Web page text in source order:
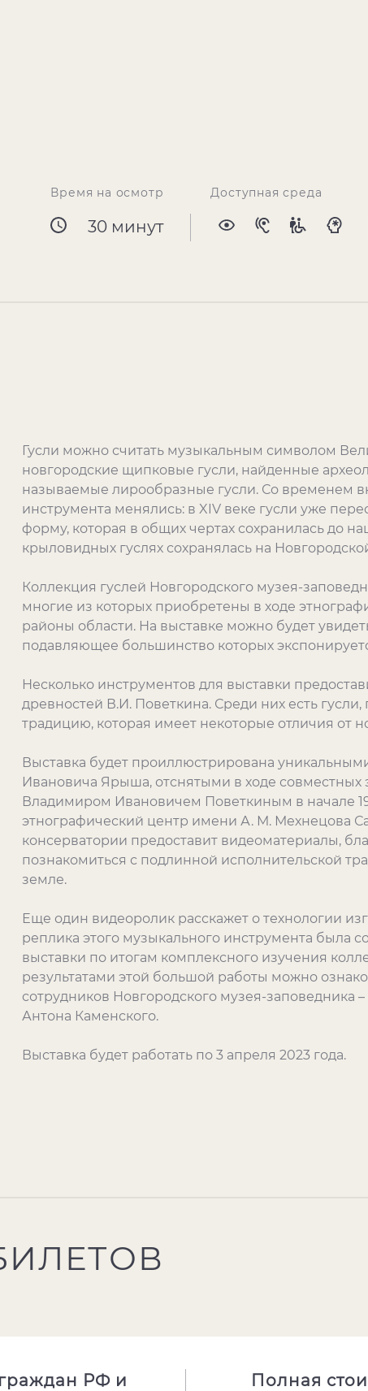
Время на осмотр
30 минут
Доступная среда
Гусли можно считать музыкальным символом
новгородские щипковые гусли, найденные
называемые лирообразные гусли. Со временем
инструмента менялись: в XIV веке гусли уже
форму, которая в общих чертах сохранилась до
крыловидных гуслях сохранялась на
Коллекция гуслей Новгородского музея-
многие из которых приобретены в ходе
районы области. На выставке можно будет
подавляющее большинство которых
Несколько инструментов для выставки
древностей В.И. Поветкина. Среди них есть
традицию, которая имеет некоторые отличия от
Выставка будет проиллюстрирована
Ивановича Ярыша, отснятыми в ходе совместных
Владимиром Ивановичем Поветкиным в начале
этнографический центр имени А. М. Мехнецова
консерватории предоставит видеоматериалы,
познакомиться с подлинной исполнительской
земле.
Еще один видеоролик расскажет о технологии
реплика этого музыкального инструмента была
выставки по итогам комплексного изучения
результатами этой большой работы можно
сотрудников Новгородского музея-заповедника
Антона Каменского.
Выставка будет работать по 3 апреля 2023 года.
РФ и
Полная